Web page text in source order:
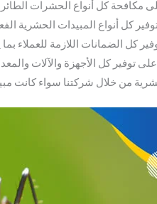
مكافحة كل أنواع الحشرات
كل أنواع المبيدات الحشرية
كل الضمانات اللازمة للعملاء
على توفير كل الأجهزة والآلات
من خلال شركتنا سواء كانت